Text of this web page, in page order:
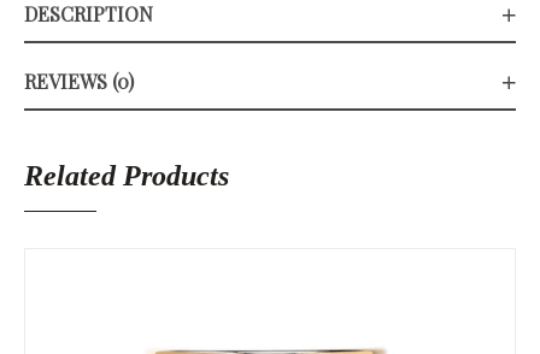
DESCRIPTION
REVIEWS (0)
Related Products